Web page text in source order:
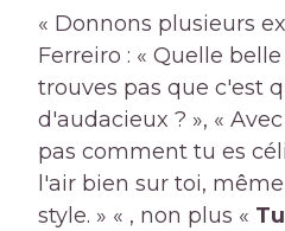
« Donnons plusieurs
Ferreiro : « Quelle
trouves pas que c'est
d'audacieux ? », «
pas comment tu es
l'air bien sur toi,
style. » « , non plus «